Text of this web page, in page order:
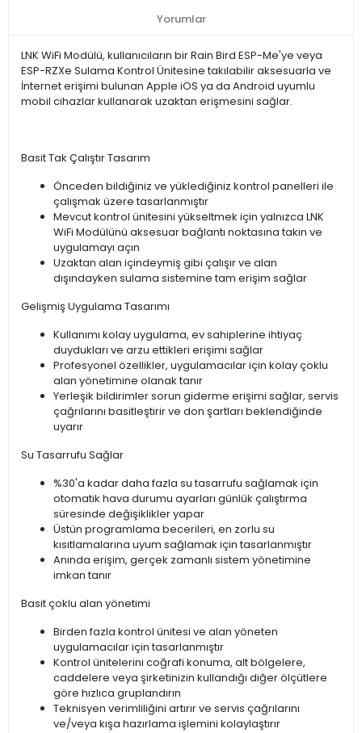
Yorumlar
LNK WiFi Modülü, kullanıcıların bir Rain Bird ESP-Me'ye veya
ESP-RZXe Sulama Kontrol Ünitesine takılabilir aksesuarla ve
İnternet erişimi bulunan Apple iOS ya da Android uyumlu
mobil cihazlar kullanarak uzaktan erişmesini sağlar.
Basit Tak Çalıştır Tasarım
Önceden bildiğiniz ve yüklediğiniz kontrol panelleri ile
çalışmak üzere tasarlanmıştır
Mevcut kontrol ünitesini yükseltmek için yalnızca LNK
WiFi Modülünü aksesuar bağlantı noktasına takın ve
uygulamayı açın
Uzaktan alan içindeymiş gibi çalışır ve alan
dışındayken sulama sistemine tam erişim sağlar
Gelişmiş Uygulama Tasarımı
Kullanımı kolay uygulama, ev sahiplerine ihtiyaç
duydukları ve arzu ettikleri erişimi sağlar
Profesyonel özellikler, uygulamacılar için kolay çoklu
alan yönetimine olanak tanır
Yerleşik bildirimler sorun giderme erişimi sağlar, servis
çağrılarını basitleştirir ve don şartları beklendiğinde
uyarır
Su Tasarrufu Sağlar
%30'a kadar daha fazla su tasarrufu sağlamak için
otomatik hava durumu ayarları günlük çalıştırma
süresinde değişiklikler yapar
Üstün programlama becerileri, en zorlu su
kısıtlamalarına uyum sağlamak için tasarlanmıştır
Anında erişim, gerçek zamanlı sistem yönetimine
imkan tanır
Basit çoklu alan yönetimi
Birden fazla kontrol ünitesi ve alan yöneten
uygulamacılar için tasarlanmıştır
Kontrol ünitelerini coğrafi konuma, alt bölgelere,
caddelere veya şirketinizin kullandığı diğer ölçütlere
göre hızlıca gruplandırın
Teknisyen verimliliğini artırır ve servis çağrılarını
ve/veya kışa hazırlama işlemini kolaylaştırır